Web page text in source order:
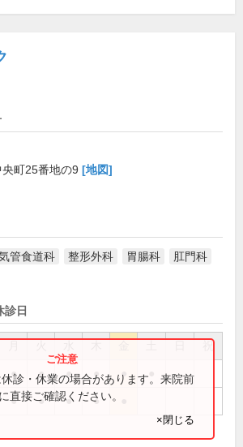
町25番地の9 [地図]
管食道科 整形外科 胃腸科
肛門科
診日
祝
● ● ● ● ●
● ● ● ●
診・休業の場合があります。来院前
直接ご確認ください。
×閉じる